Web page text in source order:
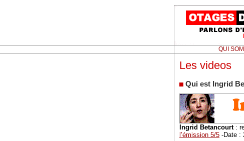
QUI
Les videos
Qui est Ingrid
Ingrid Betancourt:
l’émission 5/5 -Date :